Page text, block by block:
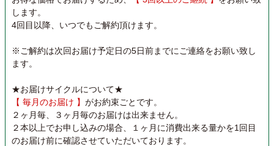
します。
4回目以降、いつでもご解約頂けます。
※ご解約は次回お届け予定日の5日前までにご連絡をお願い致し
ます。
★お届けサイクルについて★
【 毎月のお届け 】 がお約束ごとです。
２ヶ月毎、３ヶ月毎のお届けは出来ません。
２本以上でお申し込みの場合、１ヶ月に消費出来る量かを1回目
のお届け前に確認させていただいております。